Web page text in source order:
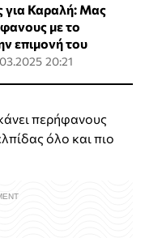
για Καραλή: Μας
με το
επιμονή του
20:21
περήφανους
όλο και πιο